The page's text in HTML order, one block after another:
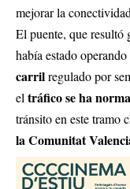
mejorar la
El puente, que resultó
había estado operando
carrilregulado por
el tráfico se ha
tránsito en este tramo
la Comunitat